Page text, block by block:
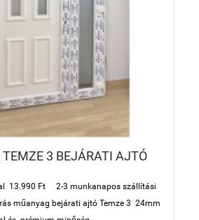
3 BEJÁRATI AJTÓ
13.990 Ft 2-3 munkanapos szállítási
műanyag bejárati ajtó Temze 3 24mm